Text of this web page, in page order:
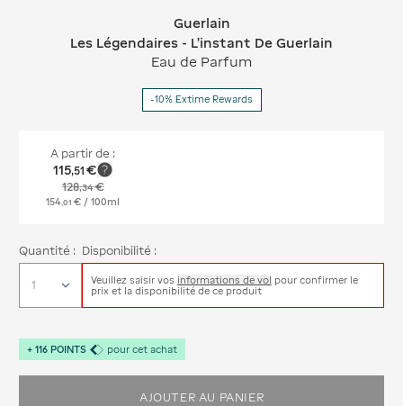
Guerlain Les Légendaires - L'instant
Guerlain
Les Légendaires - L'instant De Guerlain
Eau de Parfum
-10% Extime Rewards
A partir de :
115,51 €
128,34€
154 01 € / 100ml
Quantité : Disponibilité :
Veuillez saisir vos informations de vol pour confirmer le
prix et la disponibilité de ce produit
+ 116 POINTS pour cet achat
AJOUTER AU PANIER